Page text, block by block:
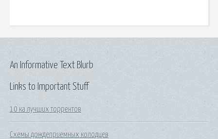
Links to Important Stuff
10 ка лучших торрентов
Схемы дождеприемных колодцев
An Informative Text Blurb